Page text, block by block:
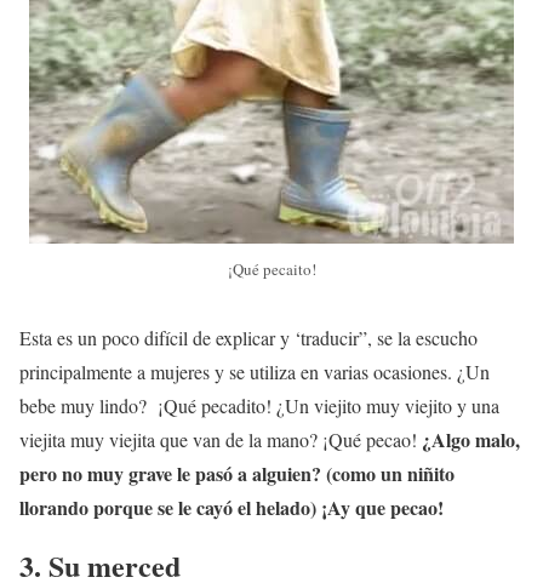
¡Qué pecaito!
Esta es un poco difícil de explicar y ‘traducir”, se la escucho
principalmente a mujeres y se utiliza en varias ocasiones. ¿Un
bebe muy lindo? ¡Qué pecadito! ¿Un viejito muy viejito y una
viejita muy viejita que van de la mano? ¡Qué pecao! ¿Algo malo,
pero no muy grave le pasó a alguien? (como un niñito
llorando porque se le cayó el helado) ¡Ay que pecao!
3. Su merced